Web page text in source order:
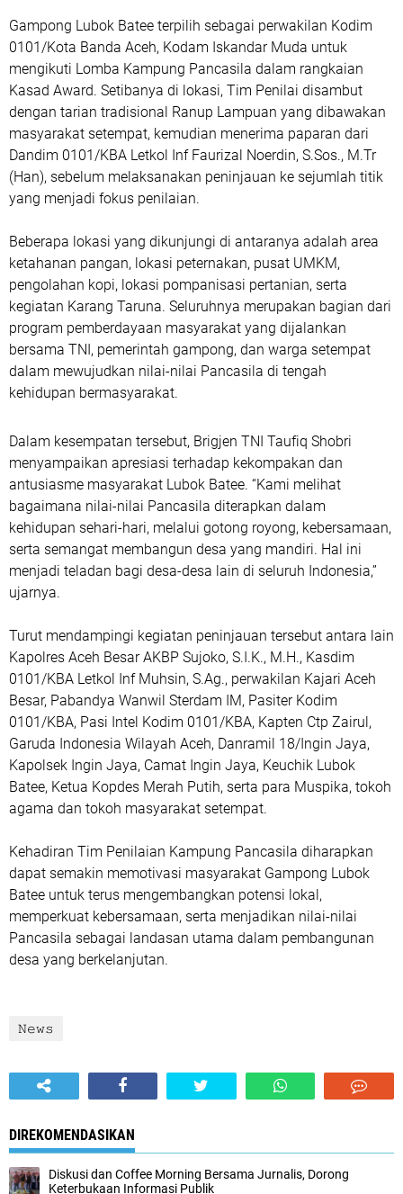
Gampong Lubok Batee terpilih sebagai perwakilan Kodim
0101/Kota Banda Aceh, Kodam Iskandar Muda untuk
mengikuti Lomba Kampung Pancasila dalam rangkaian
Kasad Award. Setibanya di lokasi, Tim Penilai disambut
dengan tarian tradisional Ranup Lampuan yang dibawakan
masyarakat setempat, kemudian menerima paparan dari
Dandim 0101/KBA Letkol Inf Faurizal Noerdin, S.Sos., M.Tr
(Han), sebelum melaksanakan peninjauan ke sejumlah titik
yang menjadi fokus penilaian.
Beberapa lokasi yang dikunjungi di antaranya adalah area
ketahanan pangan, lokasi peternakan, pusat UMKM,
pengolahan kopi, lokasi pompanisasi pertanian, serta
kegiatan Karang Taruna. Seluruhnya merupakan bagian dari
program pemberdayaan masyarakat yang dijalankan
bersama TNI, pemerintah gampong, dan warga setempat
dalam mewujudkan nilai-nilai Pancasila di tengah
kehidupan bermasyarakat.
Dalam kesempatan tersebut, Brigjen TNI Taufiq Shobri
menyampaikan apresiasi terhadap kekompakan dan
antusiasme masyarakat Lubok Batee. “Kami melihat
bagaimana nilai-nilai Pancasila diterapkan dalam
kehidupan sehari-hari, melalui gotong royong, kebersamaan,
serta semangat membangun desa yang mandiri. Hal ini
menjadi teladan bagi desa-desa lain di seluruh Indonesia,”
ujarnya.
Turut mendampingi kegiatan peninjauan tersebut antara lain
Kapolres Aceh Besar AKBP Sujoko, S.I.K., M.H., Kasdim
0101/KBA Letkol Inf Muhsin, S.Ag., perwakilan Kajari Aceh
Besar, Pabandya Wanwil Sterdam IM, Pasiter Kodim
0101/KBA, Pasi Intel Kodim 0101/KBA, Kapten Ctp Zairul,
Garuda Indonesia Wilayah Aceh, Danramil 18/Ingin Jaya,
Kapolsek Ingin Jaya, Camat Ingin Jaya, Keuchik Lubok
Batee, Ketua Kopdes Merah Putih, serta para Muspika, tokoh
agama dan tokoh masyarakat setempat.
Kehadiran Tim Penilaian Kampung Pancasila diharapkan
dapat semakin memotivasi masyarakat Gampong Lubok
Batee untuk terus mengembangkan potensi lokal,
memperkuat kebersamaan, serta menjadikan nilai-nilai
Pancasila sebagai landasan utama dalam pembangunan
desa yang berkelanjutan.
𝙽𝚎𝚠𝚜
DIREKOMENDASIKAN
Diskusi dan Coffee Morning Bersama Jurnalis, Dorong
Keterbukaan Informasi Publik